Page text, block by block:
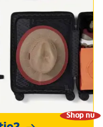
Shop nu